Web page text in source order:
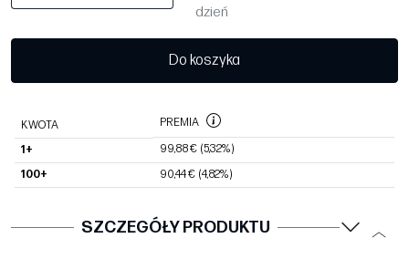
dzień
Do koszyka
KWOTA PREMIA
1+ 99,88 € (5,32%)
100+
90,44 € (4,82%)
SZCZEGÓŁY PRODUKTU